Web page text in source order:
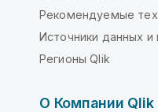
Рекомендуемые
Источники данных и
Регионы Qlik
О Компании Qlik